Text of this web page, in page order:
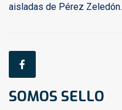
aisladas de Pérez Zeledón.
SOMOS SELLO